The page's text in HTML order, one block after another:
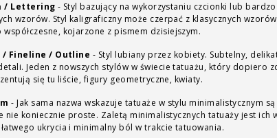
/ Lettering - Styl bazujący na wykorzystaniu czcionki lub
wzorów. Styl kaligraficzny może czerpać z klasycznych
współczesne, kojarzone z pismem dzisiejszym.
/ Fineline / Outline - Styl lubiany przez kobiety. Subtelny,
Jeden z nowszych stylów w świecie tatuażu, który dopiero
się tu liście, figury geometryczne, kwiaty.
- Jak sama nazwa wskazuje tatuaże w stylu minimalistycznym
koniecznie proste. Zaletą minimalistycznych tatuaży jest ich względnie niska cena,
ukrycia i minimalny ból w trakcie tatuowania.